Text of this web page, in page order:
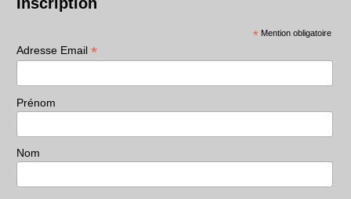
* Mention obligatoire
Adresse Email *
Prénom
Nom